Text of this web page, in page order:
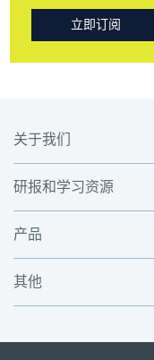
立即订阅
关于我们
研报和学习资源
产品
其他